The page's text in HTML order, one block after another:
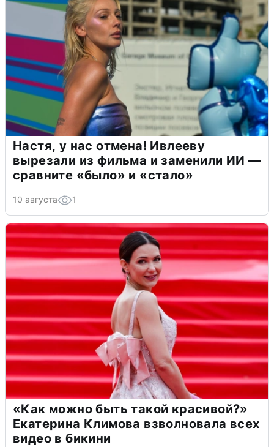
Настя, у нас отмена! Ивлееву
вырезали из фильма и заменили ИИ —
сравните «было» и «стало»
10 августа 1
«Как можно быть такой красивой?»
Екатерина Климова взволновала всех
видео в бикини